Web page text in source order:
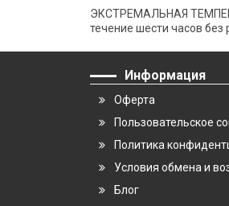
ЭКСТРЕМАЛЬНАЯ
течение шести часов без
Информация
Оферта
Пользовательское
Политика
Условия обмена и
Блог